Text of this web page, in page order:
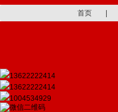
首页
13622222414
13622222414
1004534929